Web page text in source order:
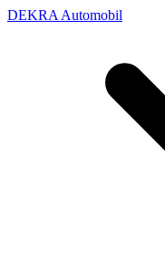
DEKRA Automobil